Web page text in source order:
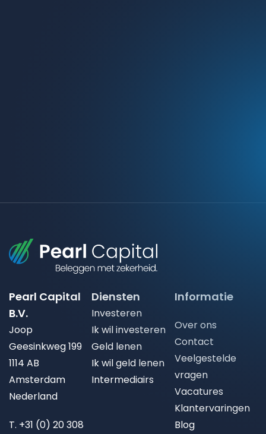
Pearl Capital
B.V.
Joop
Geesinkweg 199
1114 AB
Amsterdam
Nederland
T. +31 (0) 20 308
Diensten
Investeren
Ik wil investeren
Geld lenen
Ik wil geld lenen
Intermediairs
Informatie
Over ons
Contact
Veelgestelde
vragen
Vacatures
Klantervaringen
Blog